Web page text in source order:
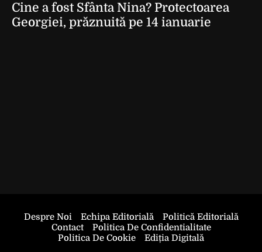
Cine a fost Sfânta Nina? Protectoarea
Georgiei, prăznuită pe 14 ianuarie
Despre Noi Echipa Editorială
Politică Editorială
Contact
Politica De Confidentialitate
Politica De Cookie
Ediția Digitală